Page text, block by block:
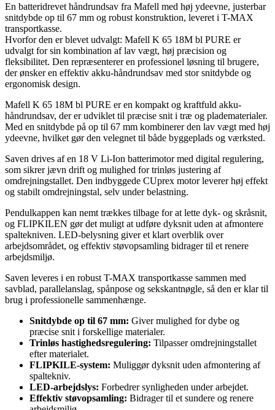
En batteridrevet håndrundsav fra Mafell med høj ydeevne, justerbar
snitdybde op til 67 mm og robust konstruktion, leveret i T-MAX
transportkasse.
Hvorfor den er blevet udvalgt: Mafell K 65 18M bl PURE er
udvalgt for sin kombination af lav vægt, høj præcision og
fleksibilitet. Den repræsenterer en professionel løsning til brugere,
der ønsker en effektiv akku-håndrundsav med stor snitdybde og
ergonomisk design.
Mafell K 65 18M bl PURE er en kompakt og kraftfuld akku-
håndrundsav, der er udviklet til præcise snit i træ og pladematerialer.
Med en snitdybde på op til 67 mm kombinerer den lav vægt med høj
ydeevne, hvilket gør den velegnet til både byggeplads og værksted.
Saven drives af en 18 V Li-Ion batterimotor med digital regulering,
som sikrer jævn drift og mulighed for trinløs justering af
omdrejningstallet. Den indbyggede CUprex motor leverer høj effekt
og stabilt omdrejningstal, selv under belastning.
Pendulkappen kan nemt trækkes tilbage for at lette dyk- og skråsnit,
og FLIPKILEN gør det muligt at udføre dyksnit uden at afmontere
spaltekniven. LED-belysning giver et klart overblik over
arbejdsområdet, og effektiv støvopsamling bidrager til et renere
arbejdsmiljø.
Saven leveres i en robust T-MAX transportkasse sammen med
savblad, parallelanslag, spånpose og sekskantnøgle, så den er klar til
brug i professionelle sammenhænge.
Snitdybde op til 67 mm: Giver mulighed for dybe og
præcise snit i forskellige materialer.
Trinløs hastighedsregulering: Tilpasser omdrejningstallet
efter materialet.
FLIPKILE-system: Muliggør dyksnit uden afmontering af
spaltekniv.
LED-arbejdslys: Forbedrer synligheden under arbejdet.
Effektiv støvopsamling: Bidrager til et sundere og renere